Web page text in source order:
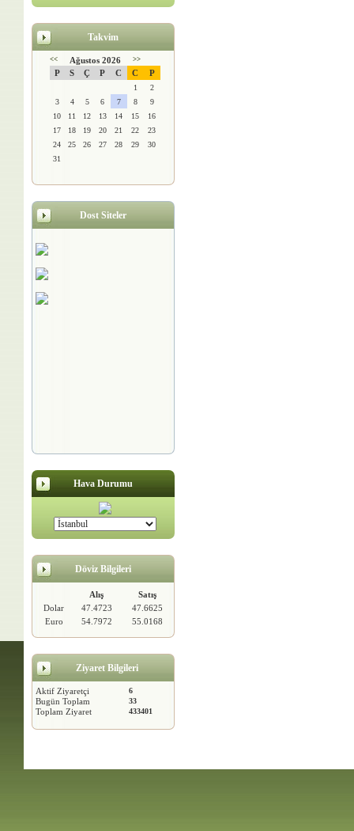
Takvim
<< Ağustos 2026 >>
P S Ç P C C P
1
2
3
4 5 6 7 8
9
10
11 12 13 14 15
16
17
18 19 20 21 22
23
24
25 26 27 28 29
30
31
Dost Siteler
Hava Durumu
Döviz Bilgileri
Alış
Satış
Dolar
47.4723
47.6625
Euro
54.7972 55.0168
Ziyaret Bilgileri
Aktif Ziyaretçi 6
Bugün Toplam 33
Toplam Ziyaret 433401